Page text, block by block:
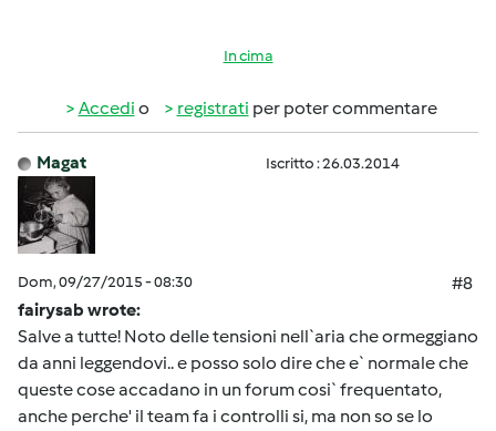
In cima
Accedi o registrati per poter commentare
Magat Iscritto : 26.03.2014
Dom, 09/27/2015 - 08:30
#8
fairysab wrote:
Salve a tutte! Noto delle tensioni nell`aria che ormeggiano
da anni leggendovi.. e posso solo dire che e` normale che
queste cose accadano in un forum cosi` frequentato,
anche perche' il team fa i controlli si, ma non so se lo